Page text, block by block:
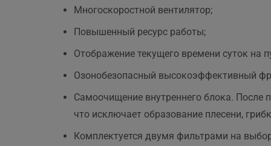
Многоскоростной вентилятор;
Повышенный ресурс работы;
Отображение текущего времени суток на
Озонобезопасный высокоэффективный
Самоочищение внутреннего блока. После
что исключает образование плесени,
Комплектуется двумя фильтрами на